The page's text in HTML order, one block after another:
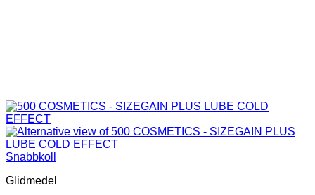
Snabbkoll
Glidmedel